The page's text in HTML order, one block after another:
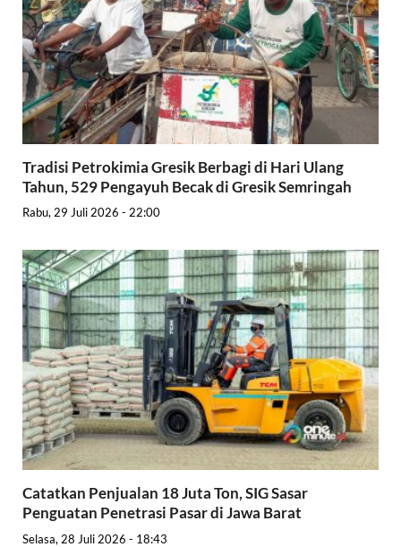
Tradisi Petrokimia Gresik Berbagi di Hari Ulang
Tahun, 529 Pengayuh Becak di Gresik Semringah
Rabu, 29 Juli 2026 - 22:00
Catatkan Penjualan 18 Juta Ton, SIG Sasar
Penguatan Penetrasi Pasar di Jawa Barat
Selasa, 28 Juli 2026 - 18:43